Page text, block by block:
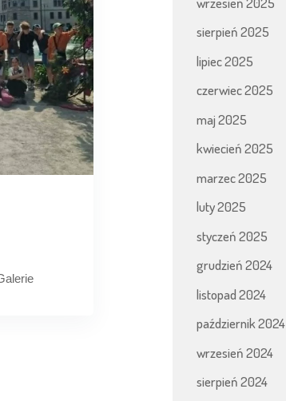
sierpień 2025
lipiec 2025
czerwiec 2025
maj 2025
kwiecień 2025
marzec 2025
luty 2025
styczeń 2025
grudzień 2024
listopad 2024
październik 2024
wrzesień 2024
sierpień 2024